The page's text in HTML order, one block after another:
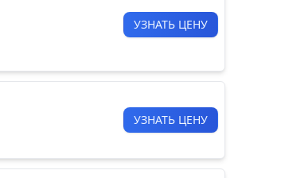
УЗНАТЬ ЦЕНУ
УЗНАТЬ ЦЕНУ